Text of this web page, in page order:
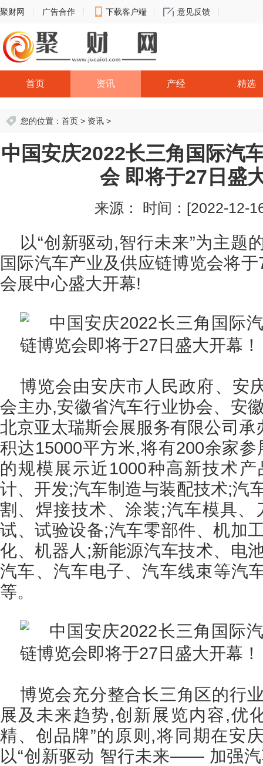
聚财网 广告合作 下载客户端 意见反馈
首页 资讯 产经 精选
您的位置： 首页 > 资讯 >
中国安庆2022长三角国际汽
会 即将于27日盛
来源： 时间：[2022-12-
以“创新驱动,智行未来”为主题
国际汽车产业及供应链博览会将
会展中心盛大开幕!
博览会由安庆市人民政府、安
会主办,安徽省汽车行业协会、安
北京亚太瑞斯会展服务有限公司
积达15000平方米,将有200余家
的规模展示近1000种高新技术
计、开发;汽车制造与装配技术;汽
割、焊接技术、涂装;汽车模具、
试、试验设备;汽车零部件、机加
化、机器人;新能源汽车技术、电
汽车、汽车电子、汽车线束等汽
等。
博览会充分整合长三角区的行
展及未来趋势,创新展览内容,优
精、创品牌”的原则,将同期在安
以“创新驱动 智行未来—— 加强